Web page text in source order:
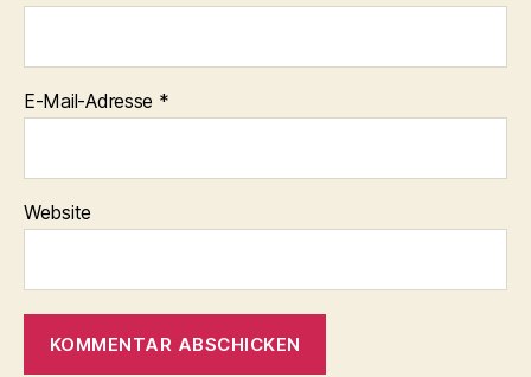
E-Mail-Adresse *
Website